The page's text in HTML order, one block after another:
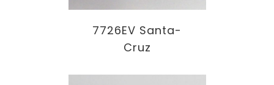
7726EV Santa-
Cruz